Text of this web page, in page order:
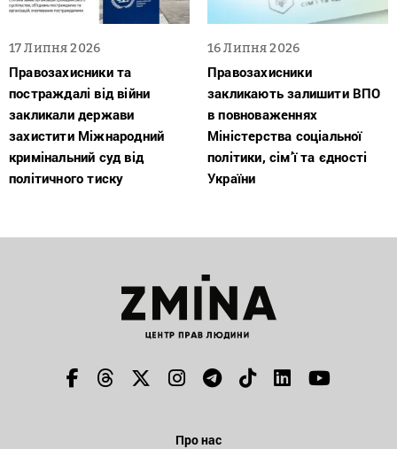
17 Липня 2026
Правозахисники та
постраждалі від війни
закликали держави
захистити Міжнародний
кримінальний суд від
політичного тиску
16 Липня 2026
Правозахисники
закликають залишити ВПО
в повноваженнях
Міністерства соціальної
політики, сім’ї та єдності
України
Про нас